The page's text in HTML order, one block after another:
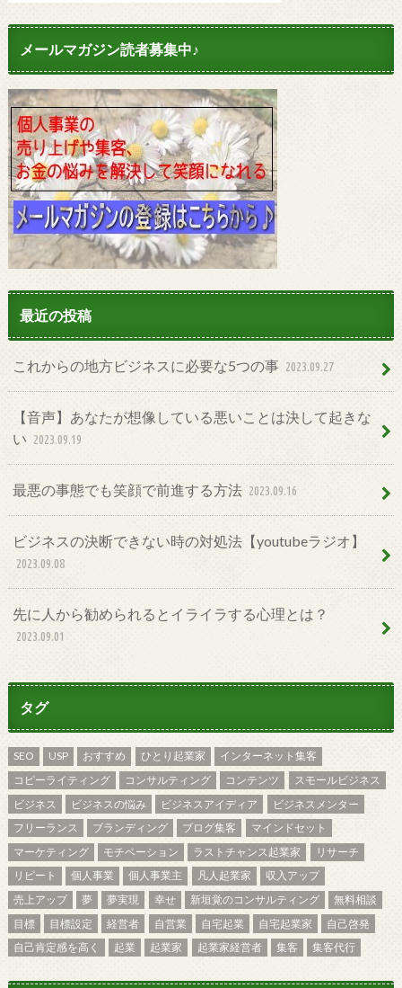
メールマガジン読者募集中♪
最近の投稿
これからの地方ビジネスに必要な5つの事 2023.09.27
【音声】あなたが想像している悪いことは決して起きな
い 2023.09.19
最悪の事態でも笑顔で前進する方法 2023.09.16
ビジネスの決断できない時の対処法【youtubeラジオ】
2023.09.08
先に人から勧められるとイライラする心理とは？
2023.09.01
タグ
SEO USP おすすめ ひとり起業家
インターネット集客
コピーライティング
コンサルティング コンテンツ
スモールビジネス
ビジネス
ビジネスの悩み ビジネスアイディア
ビジネスメンター
フリーランス
ブランディング ブログ集客
マインドセット
マーケティング
モチベーション ラストチャンス起業家
リサーチ
リピート
個人事業 個人事業主 凡人起業家
収入アップ
売上アップ
夢 夢実現 幸せ 新垣覚のコンサルティング
無料相談
目標
目標設定 経営者 自営業 自宅起業 自宅起業家
自己啓発
自己肯定感を高く
起業 起業家 起業家経営者 集客 集客代行